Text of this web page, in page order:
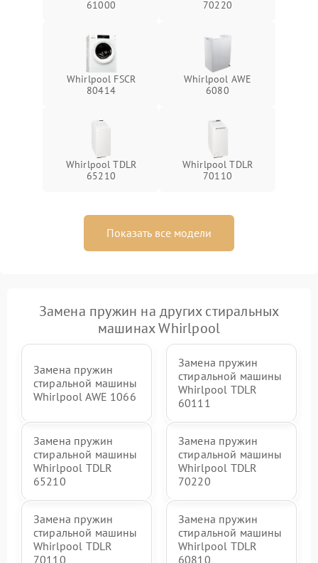
61000
70220
Whirlpool FSCR
80414
Whirlpool AWE
6080
Whirlpool TDLR
65210
Whirlpool TDLR
70110
Показать все модели
Замена пружин на других стиральных
машинах Whirlpool
Замена пружин
стиральной машины
Whirlpool AWE 1066
Замена пружин
стиральной машины
Whirlpool TDLR
60111
Замена пружин
стиральной машины
Whirlpool TDLR
65210
Замена пружин
стиральной машины
Whirlpool TDLR
70220
Замена пружин
стиральной машины
Whirlpool TDLR
70110
Замена пружин
стиральной машины
Whirlpool TDLR
60810